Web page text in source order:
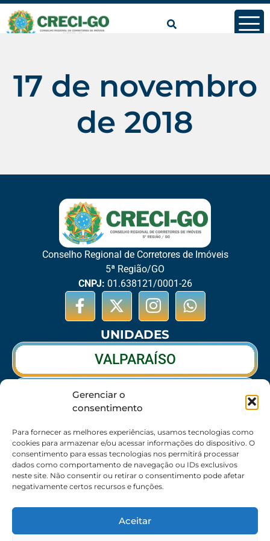
Gerenciar o
consentimento
Para fornecer as melhores experiências, usamos tecnologias como
cookies para armazenar e/ou acessar informações do dispositivo. O
consentimento para essas tecnologias nos permitirá processar
dados como comportamento de navegação ou IDs exclusivos
neste site. Não consentir ou retirar o consentimento pode afetar
negativamente certos recursos e funções.
Aceitar
conteúdo
17 de novembro
de 2018
Conselho Regional de Corretores de Imóveis
5ª Região/GO
CNPJ: 01.638121/0001-26
UNIDADES
VALPARAÍSO
RIO VERDE
CALDAS NOVAS
SEDE
62 3095-6530 / 62 3236-7350 / 62 99643-1994
8:30h às 17:30h